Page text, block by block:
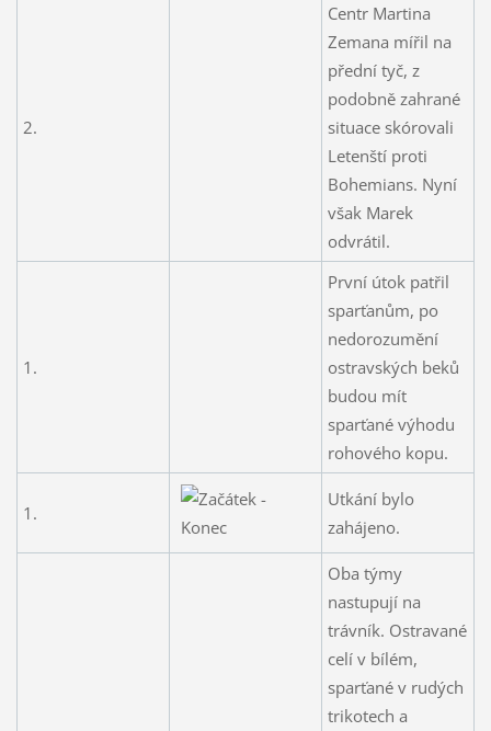
2.
Centr Martina
Zemana mířil na
přední tyč, z
podobně zahrané
situace skórovali
Letenští proti
Bohemians. Nyní
však Marek
odvrátil.
1.
První útok patřil
sparťanům, po
nedorozumění
ostravských beků
budou mít
sparťané výhodu
rohového kopu.
1.
Utkání bylo
zahájeno.
Oba týmy
nastupují na
trávník. Ostravané
celí v bílém,
sparťané v rudých
trikotech a